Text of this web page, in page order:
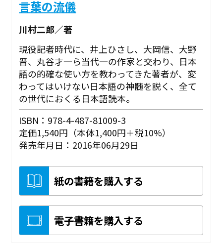
言葉の流儀
川村二郎／著
現役記者時代に、井上ひさし、大岡信、大野
晋、丸谷才一ら当代一の作家と交わり、日本
語の的確な使い方を教わってきた著者が、変
わってはいけない日本語の神髄を説く、全て
の世代におくる日本語読本。
ISBN：978-4-487-81009-3
定価1,540円（本体1,400円＋税10%）
発売年月日：2016年06月29日
紙の書籍を購入する
電子書籍を購入する